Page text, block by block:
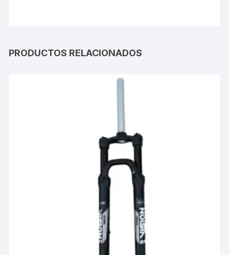
PRODUCTOS RELACIONADOS